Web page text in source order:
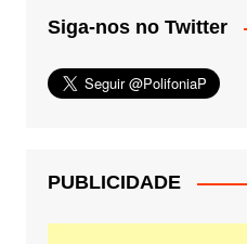
Siga-nos no Twitter
PUBLICIDADE